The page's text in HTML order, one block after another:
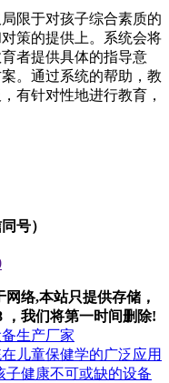
限于对孩子综合素质的
策的提供上。系统会将
者提供具体的指导意
。通过系统的帮助，教
有针对性地进行教育，
号）
络,本站只提供存储，
，我们将第一时间删除!
儿童保健学的广泛应用
子健康不可或缺的设备